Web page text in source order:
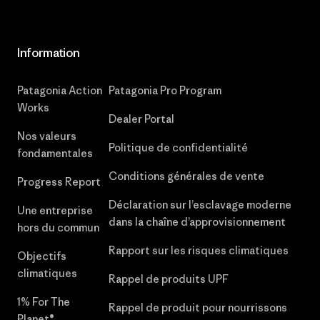
Information
Patagonia Action
Works
Nos valeurs
fondamentales
Progress Report
Une entreprise
hors du commun
Objectifs
climatiques
1% For The
Patagonia Pro Program
Dealer Portal
Politique de confidentialité
Conditions générales de vente
Déclaration sur l’esclavage moderne
dans la chaîne d’approvisionnement
Rapport sur les risques climatiques
Rappel de produits UPF
Rappel de produit pour nourrissons